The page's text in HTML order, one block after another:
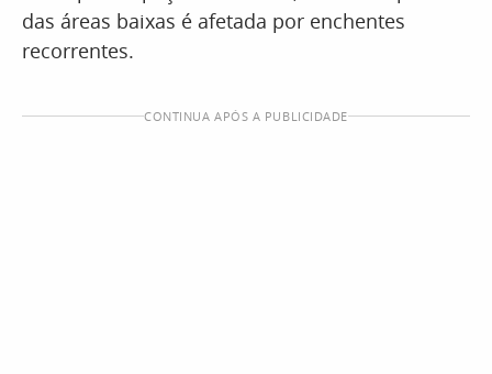
das áreas baixas é afetada por enchentes
recorrentes.
CONTINUA APÓS A PUBLICIDADE